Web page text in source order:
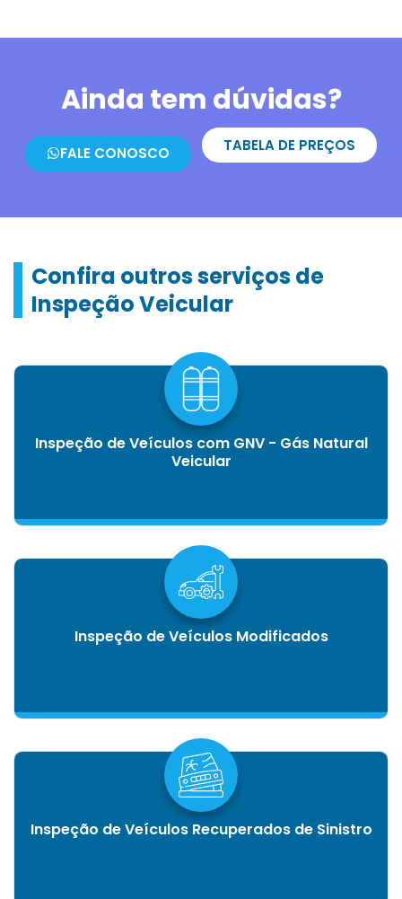
Ainda tem dúvidas?
FALE CONOSCO TABELA DE PREÇOS
Confira outros serviços de
Inspeção Veicular
Inspeção de Veículos com GNV - Gás Natural
Veicular
Inspeção de Veículos Modificados
Inspeção de Veículos Recuperados de Sinistro